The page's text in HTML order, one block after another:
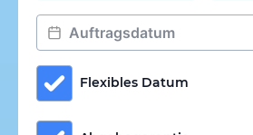
Flexibles Datum